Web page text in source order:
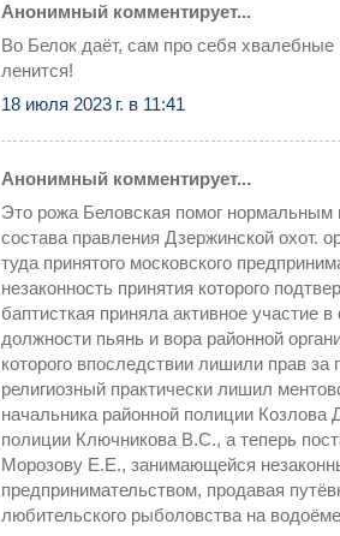
Анонимный комментирует...
Во Белок даёт, сам про себя
ленится!
18 июля 2023 г. в 11:41
Анонимный комментирует...
Это рожа Беловская помог нормальным
состава правления Дзержинской охот.
туда принятого московского
незаконность принятия которого
баптисткая приняла активное участие
должности пьянь и вора районной
которого впоследствии лишили прав за
религиозный практически лишил
начальника районной полиции Козлова
полиции Ключникова В.С., а теперь
Морозову Е.Е., занимающейся
предпринимательством, продавая
любительского рыболовства на